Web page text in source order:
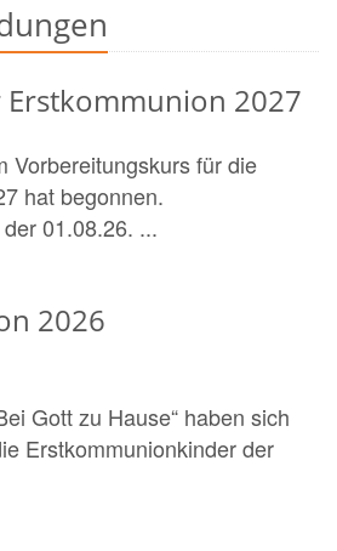
2027
Vorbereitungskurs für die
hat begonnen.
01.08.26. ...
2026
Gott zu Hause“ haben sich
Erstkommunionkinder der